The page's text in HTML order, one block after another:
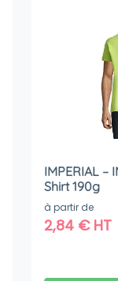
IMPERIAL –
Shirt 190g
à partir de
2,84 €HT